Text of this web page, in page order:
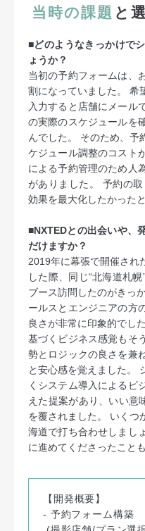
当時の課題 と
■どのようなきっかけで
ょうか？
当初の予約フォームは、
割になっていました。 希
入力すると店舗にメール
の実際のスケジュールを
んでした。 そのため、予
ケジュール調整のコスト
による予約管理のため人
がありました。 予約の
効果を最大化したかった
■NXTEDとの出会いや、
だけますか？
2019年に幕張で開催され
した際、同じ“北海道札
ブース訪問したのがきっ
ールスとエンジニアの方
良さが非常に印象的でし
基づくビジネス感覚もそ
勢とロジックの良さを兼
と安心感を覚えました。
くシステム導入によるビ
えた提案があり、いい意
を覆されました。 いくつ
海道で打ち合わせしまし
に進めてくださったこと
【開発概要】
- 予約フォーム構築